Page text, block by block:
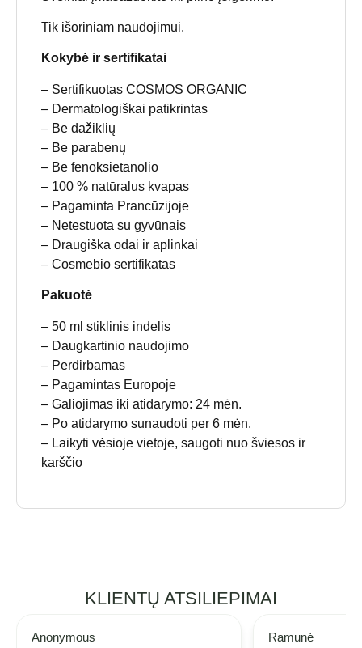
Tik išoriniam naudojimui.
Kokybė ir sertifikatai
– Sertifikuotas COSMOS ORGANIC
– Dermatologiškai patikrintas
– Be dažiklių
– Be parabenų
– Be fenoksietanolio
– 100 % natūralus kvapas
– Pagaminta Prancūzijoje
– Netestuota su gyvūnais
– Draugiška odai ir aplinkai
– Cosmebio sertifikatas
Pakuotė
– 50 ml stiklinis indelis
– Daugkartinio naudojimo
– Perdirbamas
– Pagamintas Europoje
– Galiojimas iki atidarymo: 24 mėn.
– Po atidarymo sunaudoti per 6 mėn.
– Laikyti vėsioje vietoje, saugoti nuo šviesos ir
karščio
KLIENTŲ ATSILIEPIMAI
Anonymous Ramunė